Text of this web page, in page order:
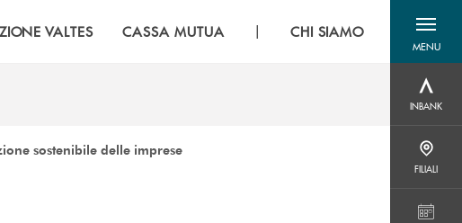
VALTES CASSA MUTUA | CHI SIAMO
MENU
menu
INBANK
FILIALI
sostenibile delle imprese